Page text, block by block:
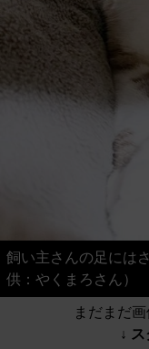
飼い主さんの足には
供：やくまろさん）
まだまだ
↓